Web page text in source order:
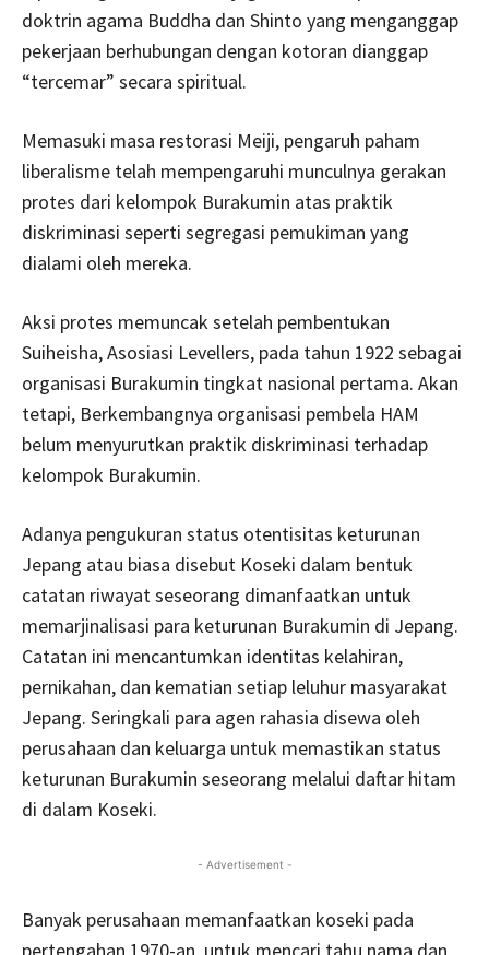
doktrin agama Buddha dan Shinto yang menganggap
pekerjaan berhubungan dengan kotoran dianggap
“tercemar” secara spiritual.
Memasuki masa restorasi Meiji, pengaruh paham
liberalisme telah mempengaruhi munculnya gerakan
protes dari kelompok Burakumin atas praktik
diskriminasi seperti segregasi pemukiman yang
dialami oleh mereka.
Aksi protes memuncak setelah pembentukan
Suiheisha, Asosiasi Levellers, pada tahun 1922 sebagai
organisasi Burakumin tingkat nasional pertama. Akan
tetapi, Berkembangnya organisasi pembela HAM
belum menyurutkan praktik diskriminasi terhadap
kelompok Burakumin.
Adanya pengukuran status otentisitas keturunan
Jepang atau biasa disebut Koseki dalam bentuk
catatan riwayat seseorang dimanfaatkan untuk
memarjinalisasi para keturunan Burakumin di Jepang.
Catatan ini mencantumkan identitas kelahiran,
pernikahan, dan kematian setiap leluhur masyarakat
Jepang. Seringkali para agen rahasia disewa oleh
perusahaan dan keluarga untuk memastikan status
keturunan Burakumin seseorang melalui daftar hitam
di dalam Koseki.
- Advertisement -
Banyak perusahaan memanfaatkan koseki pada